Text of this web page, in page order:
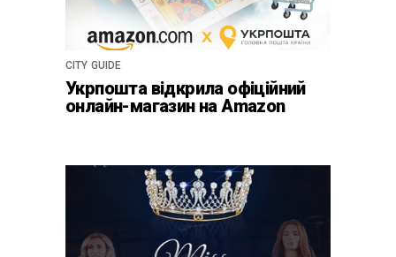
CITY GUIDE
Укрпошта відкрила офіційний
онлайн-магазин на Amazon